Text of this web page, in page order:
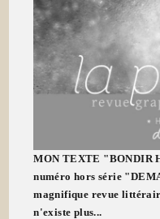
MON TEXTE "BONDIR
numéro hors série
magnifique revue
n'existe plus...